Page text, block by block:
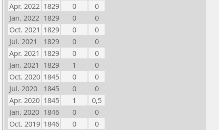
Apr. 2022 1829 0
0
Jan. 2022 1829 0
0
Oct. 2021 1829 0
0
Jul. 2021
1829 0
0
Apr. 2021 1829 0
0
Jan. 2021 1829 1
0
Oct. 2020 1845 0
0
Jul. 2020
1845 0
0
Apr. 2020 1845 1
0,5
Jan. 2020 1846 0
0
Oct. 2019 1846 0
0